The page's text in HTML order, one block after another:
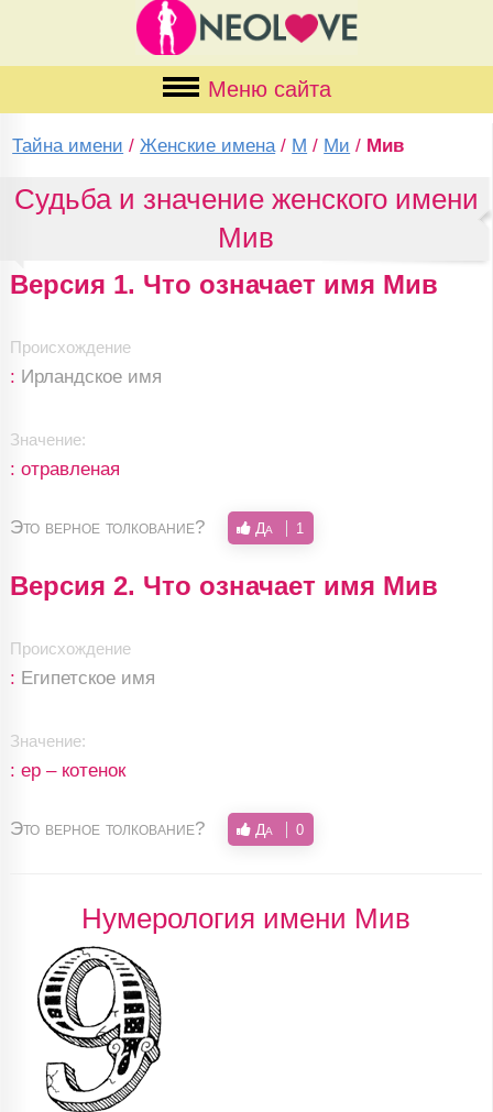
Меню сайта
Тайна имени /Женские имена / М / Ми / Мив
Судьба и значение женского имени
Мив
Версия 1. Что означает имя Мив
Происхождение
: Ирландское имя
Значение:
: отравленая
Это верное толкование? Да 1
Версия 2. Что означает имя Мив
Происхождение
: Египетское имя
Значение:
: ер – котенок
Это верное толкование? Да 0
Нумерология имени Мив